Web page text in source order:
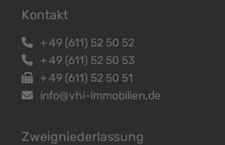
Kontakt
+49 (611) 52 50 52
+49 (611) 52 50 53
+49 (611) 52 50 51
info@vhi-immobilien.de
Zweigniederlassung